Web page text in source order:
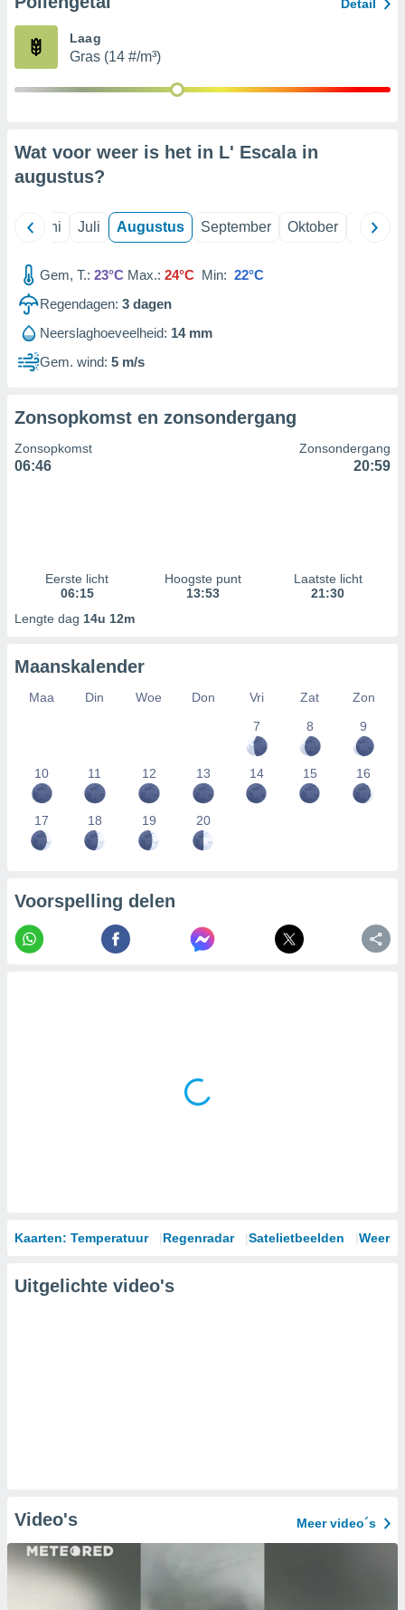
partners
Detail
Laag
Gras (14 #/m³)
Wat voor weer is het in L' Escala in
augustus?
Juni Juli Augustus September Oktober
Gem, T.: 23°C Max.: 24°C Min: 22°C
Regendagen: 3 dagen
Neerslaghoeveelheid: 14 mm
Gem. wind: 5 m/s
Zonsopkomst en zonsondergang
Zonsopkomst
06:46
Zonsondergang
20:59
Eerste licht
06:15
Hoogste punt
13:53
Laatste licht
21:30
Lengte dag 14u 12m
Maanskalender
Maa Din Woe Don Vri Zat
Zon
7
8 9
10 11 12 13 14 15 16
17 18 19 20
Voorspelling delen
Kaarten: Temperatuur Regenradar Satelietbeelden
Uitgelichte video's
Video's Meer video´s